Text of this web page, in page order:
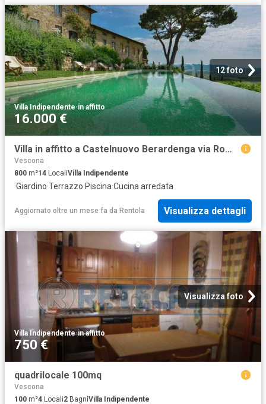
12 foto
Villa Indipendente·in affitto
16.000 €
Villa in affitto a Castelnuovo Berardenga via Roma, 3, arredato, giardino privato, terrazzo TrovaCasa
Vescona
800 m²14 LocaliVilla Indipendente
·Giardino·Terrazzo·Piscina·Cucina arredata
Aggiornato oltre un mese fa da Rentola Visualizza dettagli
Visualizza foto
Villa Indipendente·in affitto
750 €
quadrilocale 100mq
Vescona
100 m²4 Locali2 BagniVilla Indipendente